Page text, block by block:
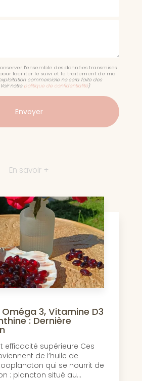
l'ensemble des données transmises
faciliter le suivi et le traitement de ma
commerciale ne sera faite des
notre politique de confidentialité)
En savoir +
3, Vitamine D3
: Dernière
efficacité supérieure Ces
de l’huile de
qui se nourrit de
: plancton situé au...